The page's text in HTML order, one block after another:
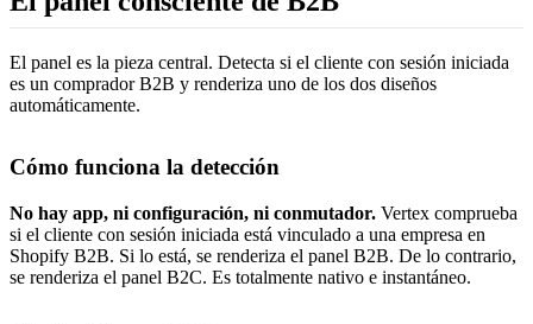
El panel es la pieza central. Detecta si el cliente con sesión iniciada
es un comprador B2B y renderiza uno de los dos diseños
automáticamente.
Cómo funciona la detección
No hay app, ni configuración, ni conmutador. Vertex comprueba
si el cliente con sesión iniciada está vinculado a una empresa en
Shopify B2B. Si lo está, se renderiza el panel B2B. De lo contrario,
se renderiza el panel B2C. Es totalmente nativo e instantáneo.